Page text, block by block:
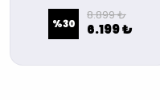
%30
8.899 ₺
6.199 ₺